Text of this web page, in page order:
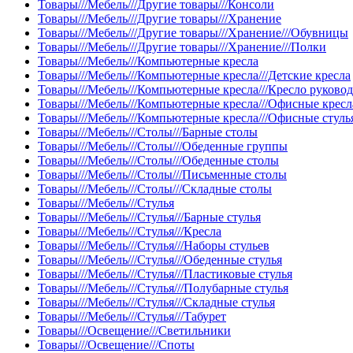
Товары///Мебель///Другие товары///Консоли
Товары///Мебель///Другие товары///Хранение
Товары///Мебель///Другие товары///Хранение///Обувницы
Товары///Мебель///Другие товары///Хранение///Полки
Товары///Мебель///Компьютерные кресла
Товары///Мебель///Компьютерные кресла///Детские кресла
Товары///Мебель///Компьютерные кресла///Кресло
Товары///Мебель///Компьютерные кресла///Офисные
Товары///Мебель///Компьютерные кресла///Офисные
Товары///Мебель///Столы///Барные столы
Товары///Мебель///Столы///Обеденные группы
Товары///Мебель///Столы///Обеденные столы
Товары///Мебель///Столы///Письменные столы
Товары///Мебель///Столы///Складные столы
Товары///Мебель///Стулья
Товары///Мебель///Стулья///Барные стулья
Товары///Мебель///Стулья///Кресла
Товары///Мебель///Стулья///Наборы стульев
Товары///Мебель///Стулья///Обеденные стулья
Товары///Мебель///Стулья///Пластиковые стулья
Товары///Мебель///Стулья///Полубарные стулья
Товары///Мебель///Стулья///Складные стулья
Товары///Мебель///Стулья///Табурет
Товары///Освещение///Светильники
Товары///Освещение///Споты